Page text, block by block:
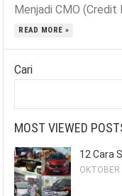
Menjadi CMO
READ MORE »
Cari
MOST VIEWED
12 Cara
OKTOBER